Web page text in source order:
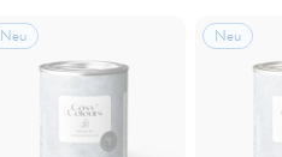
Neu Neu